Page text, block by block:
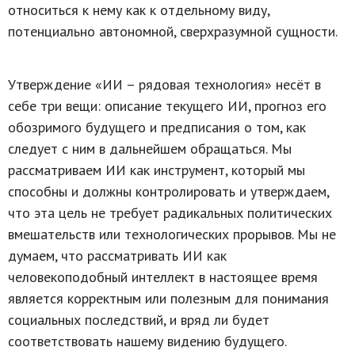
относиться к нему как к отдельному виду,
потенциально автономной, сверхразумной сущности.
Утверждение «ИИ – рядовая технология» несёт в
себе три вещи: описание текущего ИИ, прогноз его
обозримого будущего и предписания о том, как
следует с ним в дальнейшем обращаться. Мы
рассматриваем ИИ как инструмент, который мы
способны и должны контролировать и утверждаем,
что эта цель не требует радикальных политических
вмешательств или технологических прорывов. Мы не
думаем, что рассматривать ИИ как
человекоподобный интеллект в настоящее время
является корректным или полезным для понимания
социальных последствий, и вряд ли будет
соответствовать нашему видению будущего.